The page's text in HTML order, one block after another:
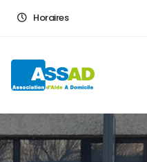
Horaires
En poursuivant votre